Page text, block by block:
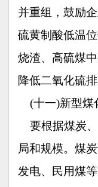
并重组，鼓励
硫黄制酸低温
烧渣、高硫煤
降低二氧化硫
(十一)新型煤
要根据煤炭、
局和规模。煤
发电、民用煤